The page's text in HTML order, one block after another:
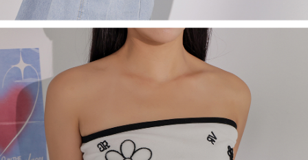
semakan dan pembetulan data yang diperlukan untuk bil ansuran oleh
Taiwan Mobile.
3. Sila baca syarat perkhidmatan pengguna secara lengkap melalui
pautan berikut: https://oppay.tw/userRule